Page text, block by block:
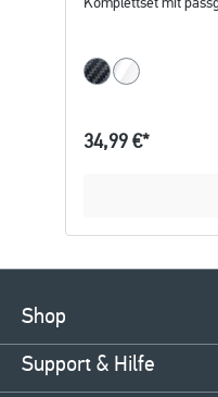
34,99 €*
Shop
Support & Hilfe